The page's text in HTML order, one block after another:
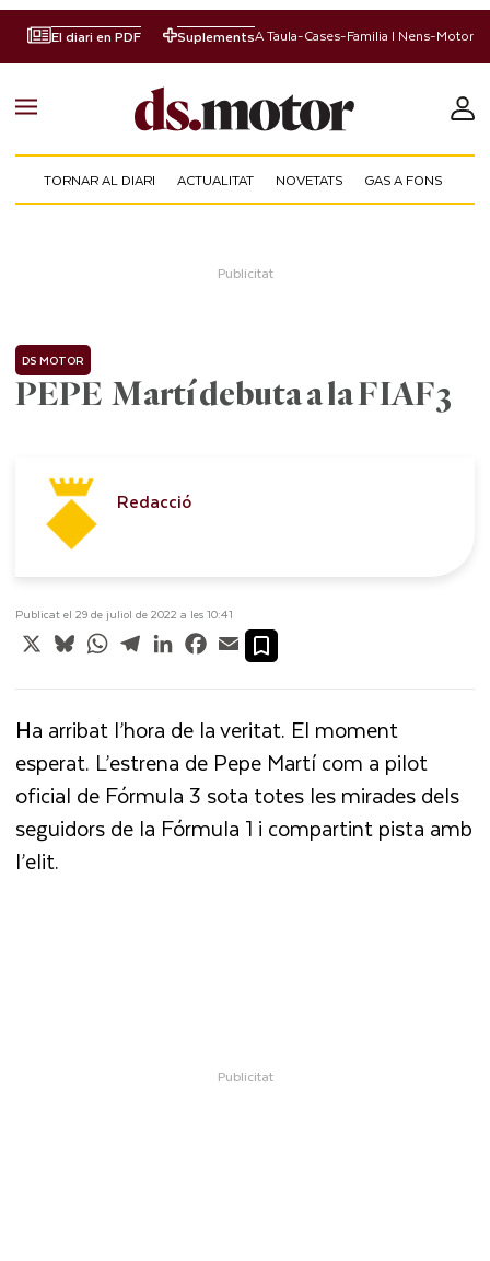
El diari en PDF SuplementsA Taula-Cases-Familia I Nens-Motor
TORNAR AL DIARI ACTUALITAT NOVETATS GAS A FONS
PEPE Martí debuta a la FIAF3
DS MOTOR
Redacció
Publicat el 29 de juliol de 2022 a les 10:41
X BlueskyWhatsApp
TelegramLinkedInFacebook
Email
Ha arribat l’hora de la veritat. El moment
esperat. L’estrena de Pepe Martí com a pilot
oficial de Fórmula 3 sota totes les mirades dels
seguidors de la Fórmula 1 i compartint pista amb
l’elit.